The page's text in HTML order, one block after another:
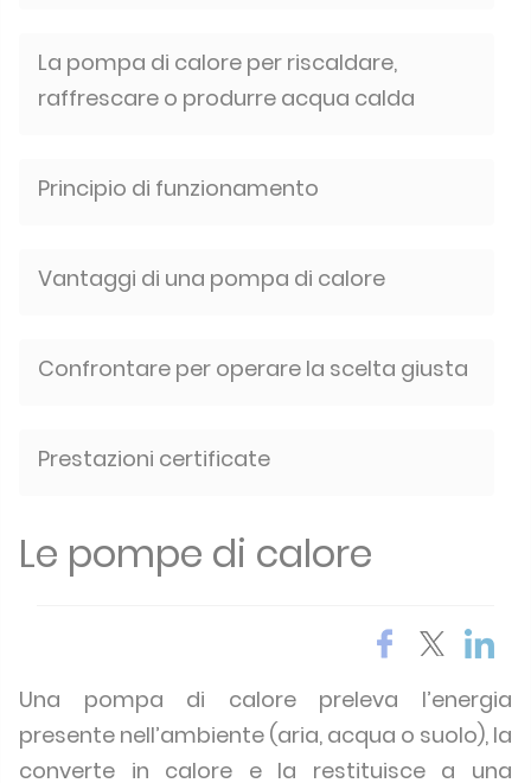
La pompa di calore per riscaldare,
raffrescare o produrre acqua calda
Principio di funzionamento
Vantaggi di una pompa di calore
Confrontare per operare la scelta giusta
Prestazioni certificate
Le pompe di calore
Una pompa di calore preleva l’energia
presente nell’ambiente (aria, acqua o suolo), la
converte in calore e la restituisce a una